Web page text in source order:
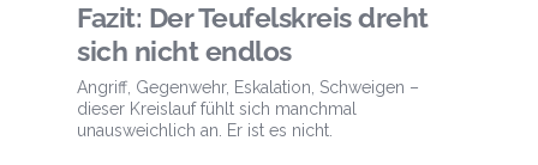
Fazit: Der Teufelskreis dreht
sich nicht endlos
Angriff, Gegenwehr, Eskalation, Schweigen –
dieser Kreislauf fühlt sich manchmal
unausweichlich an. Er ist es nicht.